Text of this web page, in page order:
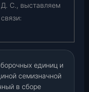
С., выставляем
единиц и
семизначной
в сборе